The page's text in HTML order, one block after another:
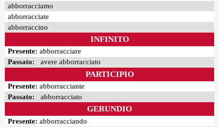
abborracciamo
abborracciate
abborraccino
INFINITO
Presente: abborracciare
Passato: avere abborracciato
PARTICIPIO
Presente: abborracciante
Passato: abborracciato
GERUNDIO
Presente: abborracciando